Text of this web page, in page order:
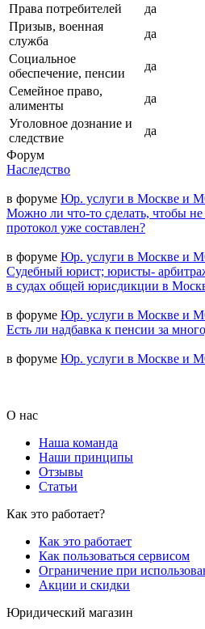
Права потребителей
да
Призыв, военная
служба
да
Социальное
обеспечение, пенсии
да
Семейное право,
алименты
да
Уголовное дознание и
следствие
да
Форум
Наследство
в форуме Юр. услуги в Москве и
Можно ли что-то сделать, чтобы не
протокол уже составлен?
в форуме Юр. услуги в Москве и
Судебный юрист; юристы-
в судах общей юрисдикции в
в форуме Юр. услуги в Москве и
Есть ли надбавка к пенсии за
в форуме Юр. услуги в Москве и
О нас
Наша команда
Наши принципы
Отзывы
Статьи
Как это работает?
Как это работает
Как пользоваться сервисом
Ограничение при
Акции и скидки
Юридический магазин